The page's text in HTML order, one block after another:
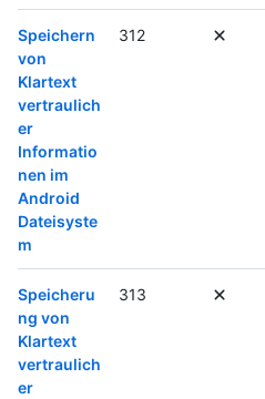
Speichern
von
Klartext
vertraulich
er
Informatio
nen im
Android
Dateisyste
m
312
Speicheru
ng von
Klartext
vertraulich
er
313